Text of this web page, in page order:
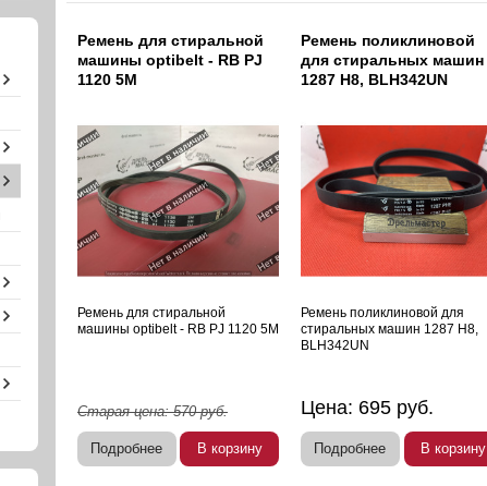
Ремень для стиральной
машины optibelt - RB PJ
1120 5M
Ремень для стиральной
машины optibelt - RB PJ 1120 5M
Старая цена:570руб.
Подробнее В корзину
Ремень поликлиновой
для стиральных машин
1287 H8, BLH342UN
Ремень поликлиновой для
стиральных машин 1287 H8,
BLH342UN
Цена: 695 руб.
Подробнее В корзину